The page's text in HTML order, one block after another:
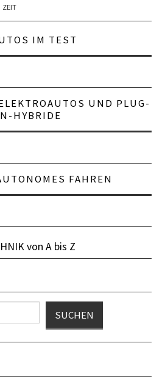
ZEIT
IM TEST
UND PLUG-
HYBRIDE
FAHREN
von A bis Z
SUCHEN